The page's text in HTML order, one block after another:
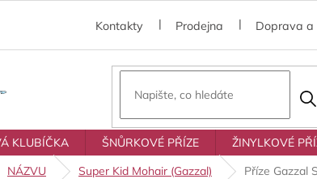
Kontakty Prodejna Doprava
KLUBÍČKA ŠNŮRKOVÉ PŘÍZE ŽINYLKOVÉ
NÁZVU Super Kid Mohair (Gazzal) Příze Gazzal